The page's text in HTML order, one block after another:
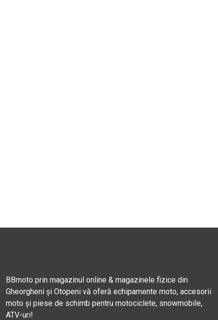
BBmoto prin magazinul online & magazinele fizice din
Gheorgheni și Otopeni vă oferă echipamente moto, accesorii
moto și piese de schimb pentru motociclete, snowmobile,
ATV-uri!